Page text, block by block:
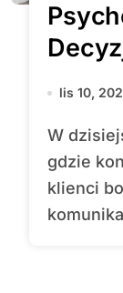
lis 10,
W dzisiejszym świecie marketingu,
gdzie
klienci